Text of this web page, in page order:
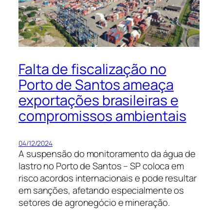
Falta de fiscalização no
Porto de Santos ameaça
exportações brasileiras e
compromissos ambientais
04/12/2024
A suspensão do monitoramento da água de
lastro no Porto de Santos – SP coloca em
risco acordos internacionais e pode resultar
em sanções, afetando especialmente os
setores de agronegócio e mineração.